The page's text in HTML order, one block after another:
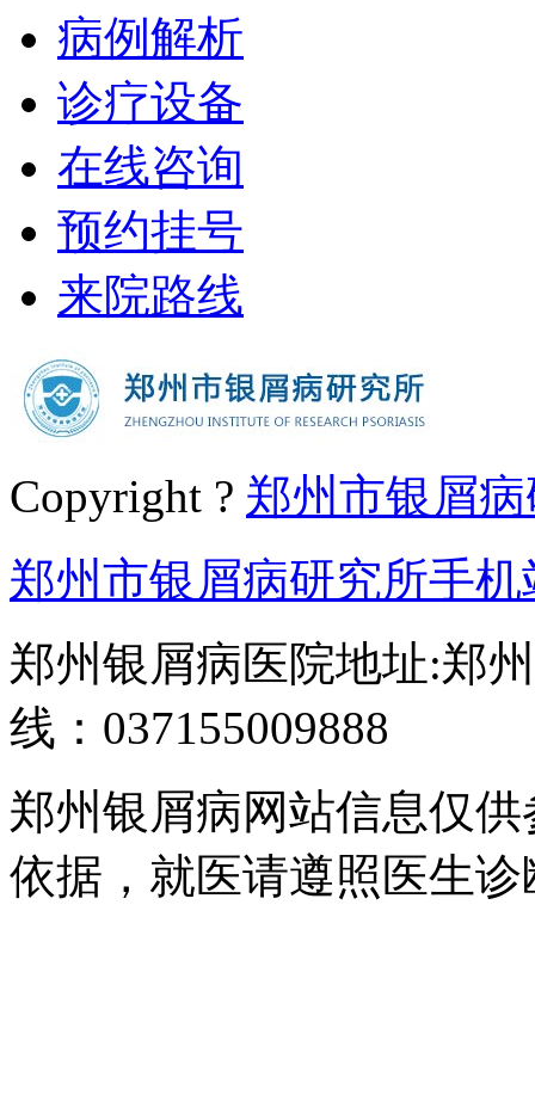
病例解析
诊疗设备
在线咨询
预约挂号
来院路线
Copyright ? 郑州市银屑
郑州市银屑病研究所手机
郑州银屑病医院地址:郑
线：037155009888
郑州银屑病网站信息仅
依据，就医请遵照医生诊